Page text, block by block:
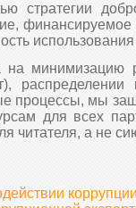
стратегии
использования
минимизацию
распределении
процессы, мы
для всех
читателя, а не